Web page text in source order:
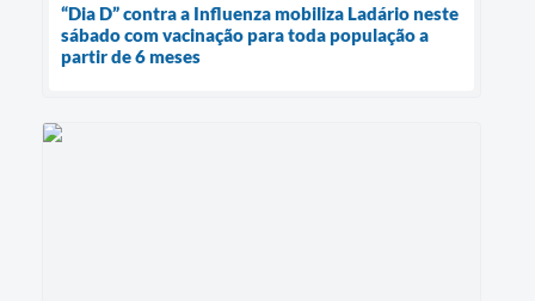
“Dia D” contra a Influenza mobiliza Ladário neste
sábado com vacinação para toda população a
partir de 6 meses